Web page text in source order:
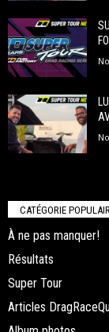
CATÉGORIE
À ne pas manquer!
Résultats
Super Tour
Articles